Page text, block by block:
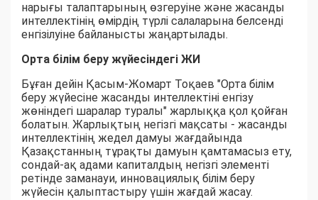
нарығы талаптарының өзгеруіне және жасанды
интеллектінің өмірдің түрлі салаларына белсенді
енгізілуіне байланысты жаңартылады.
Орта білім беру жүйесіндегі ЖИ
Бұған дейін Қасым-Жомарт Тоқаев "Орта білім
беру жүйесіне жасанды интеллектіні енгізу
жөніндегі шаралар туралы" жарлыққа қол қойған
болатын. Жарлықтың негізгі мақсаты - жасанды
интеллектінің жедел дамуы жағдайында
Қазақстанның тұрақты дамуын қамтамасыз ету,
сондай-ақ адами капиталдың негізгі элементі
ретінде заманауи, инновациялық білім беру
жүйесін қалыптастыру үшін жағдай жасау.